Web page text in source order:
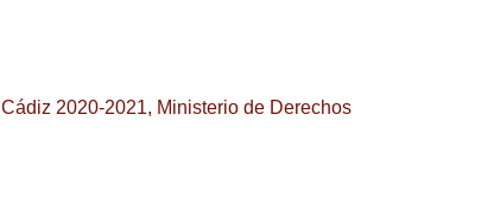
Cádiz 2020-2021, Ministerio de Derechos